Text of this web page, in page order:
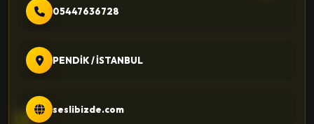
05447636728
PENDİK / İSTANBUL
seslibizde.com